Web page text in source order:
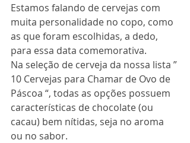
Estamos falando de cervejas com
muita personalidade no copo, como
as que foram escolhidas, a dedo,
para essa data comemorativa.
Na seleção de cerveja da nossa lista ”
10 Cervejas para Chamar de Ovo de
Páscoa “, todas as opções possuem
características de chocolate (ou
cacau) bem nítidas, seja no aroma
ou no sabor.